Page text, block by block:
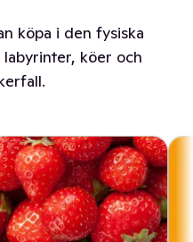
köpa i den fysiska
köer och